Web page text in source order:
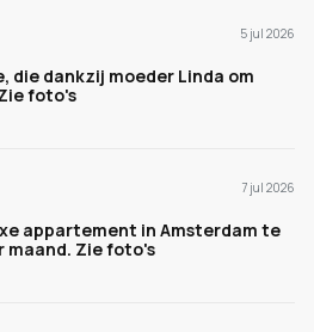
5 jul 2026
die dankzij moeder Linda om
foto's
7 jul 2026
appartement in Amsterdam te
maand. Zie foto's